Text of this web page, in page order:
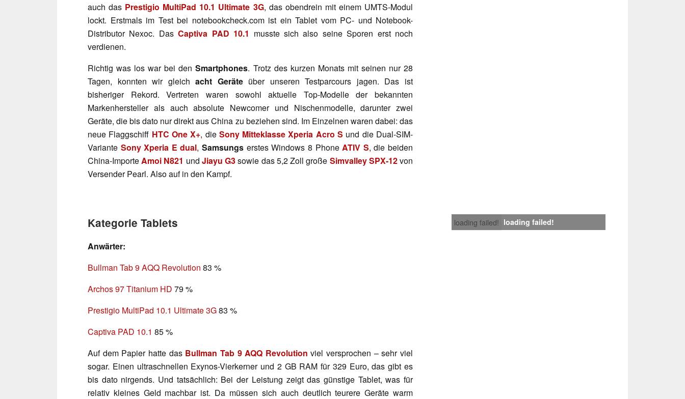
auch das Prestigio MultiPad 10.1 Ultimate 3G, das obendrein mit einem UMTS-Modul
lockt. Erstmals im Test bei notebookcheck.com ist ein Tablet vom PC- und Notebook-
Distributor Nexoc. DasCaptiva PAD 10.1 musste sich also seine Sporen erst noch
verdienen.
Richtig was los war bei denSmartphones. Trotz des kurzen Monats mit seinen nur 28
Tagen, konnten wir gleichacht Geräteüber unseren Testparcours jagen. Das ist
bisheriger Rekord. Vertreten waren sowohl aktuelle Top-Modelle der bekannten
Markenhersteller als auch absolute Newcomer und Nischenmodelle, darunter zwei
Geräte, die bis dato nur direkt aus China zu beziehen sind. Im Einzelnen waren dabei: das
neue Flaggschiff HTC One X+, die Sony Mitteklasse Xperia Acro S und die Dual-SIM-
Variante Sony Xperia E dual,Samsungs erstes Windows 8 PhoneATIV S, die beiden
China-ImporteAmoi N821 und Jiayu G3sowie das 5,2 Zoll große Simvalley SPX-12von
Versender Pearl. Also auf in den Kampf.
loading failed! loading failed!
Kategorie Tablets
Anwärter:
Bullman Tab 9 AQQ Revolution 83 %
Archos 97 Titanium HD 79 %
Prestigio MultiPad 10.1 Ultimate 3G83 %
Captiva PAD 10.1 85 %
Auf dem Papier hatte das Bullman Tab 9 AQQ Revolution viel versprochen – sehr viel
sogar. Einen ultraschnellen Exynos-Vierkerner und 2 GB RAM für 329 Euro, das gibt es
bis dato nirgends. Und tatsächlich: Bei der Leistung zeigt das günstige Tablet, was für
relativ kleines Geld machbar ist. Da müssen sich auch deutlich teurere Geräte warm